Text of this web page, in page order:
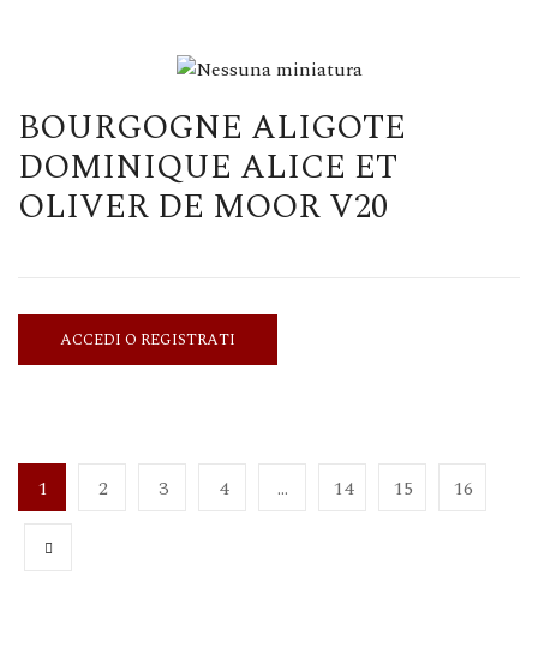
BOURGOGNE ALIGOTE
DOMINIQUE ALICE ET
OLIVER DE MOOR V20
ACCEDI O REGISTRATI
1 2 3 4 … 14 15 16